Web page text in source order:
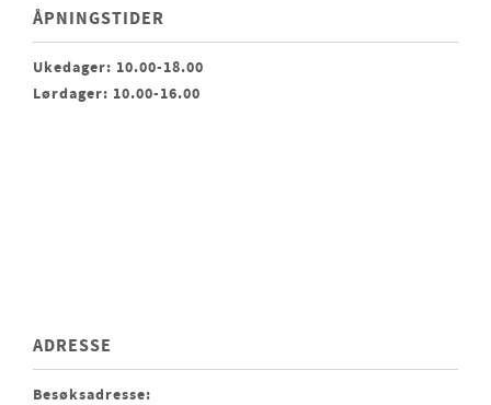
ÅPNINGSTIDER
Ukedager: 10.00-18.00
Lørdager: 10.00-16.00
ADRESSE
Besøksadresse: